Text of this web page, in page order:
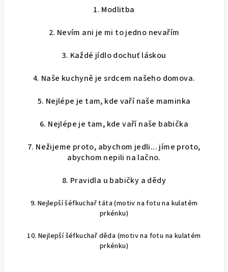
1. Modlitba
2. Nevím ani je mi to jedno nevařím
3. Každé jídlo dochuť láskou
4. Naše kuchyně je srdcem našeho domova.
5. Nejlépe je tam, kde vaří naše maminka
6. Nejlépe je tam, kde vaří naše babička
7. Nežijeme proto, abychom jedli... jíme proto,
abychom nepili na lačno.
8. Pravidla u babičky a dědy
9. Nejlepší šéfkuchař táta (motiv na fotu na kulatém
prkénku)
10. Nejlepší šéfkuchař děda (motiv na fotu na kulatém
prkénku)